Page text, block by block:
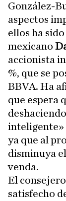
González-
aspectos
ellos ha
mexicano
accionista
%, que se
BBVA. Ha
que espera
inteligente»
ya que al
disminuya
venda.
El
satisfecho